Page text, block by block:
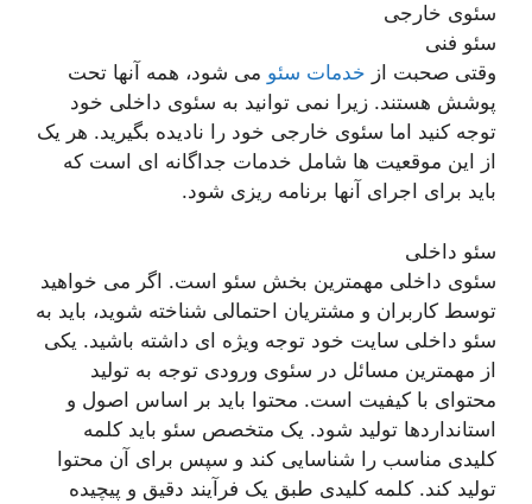
سئوی خارجی
سئو فنی
وقتی صحبت از خدمات سئو می شود، همه آنها تحت
پوشش هستند. زیرا نمی توانید به سئوی داخلی خود
توجه کنید اما سئوی خارجی خود را نادیده بگیرید. هر یک
از این موقعیت ها شامل خدمات جداگانه ای است که
باید برای اجرای آنها برنامه ریزی شود.
سئو داخلی
سئوی داخلی مهمترین بخش سئو است. اگر می خواهید
توسط کاربران و مشتریان احتمالی شناخته شوید، باید به
سئو داخلی سایت خود توجه ویژه ای داشته باشید. یکی
از مهمترین مسائل در سئوی ورودی توجه به تولید
محتوای با کیفیت است. محتوا باید بر اساس اصول و
استانداردها تولید شود. یک متخصص سئو باید کلمه
کلیدی مناسب را شناسایی کند و سپس برای آن محتوا
تولید کند. کلمه کلیدی طبق یک فرآیند دقیق و پیچیده